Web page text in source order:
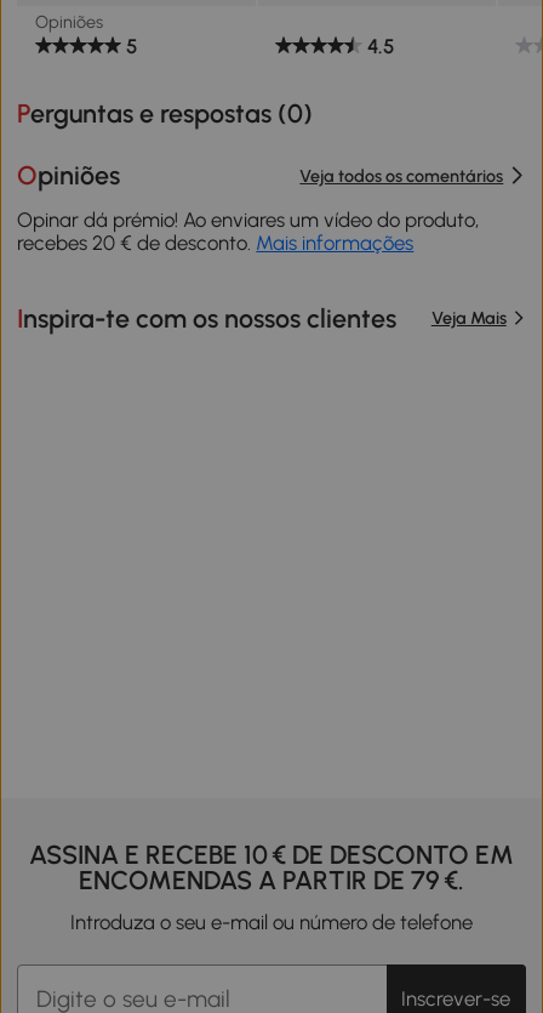
Opiniões
5 4.5
Perguntas e respostas (0)
Opiniões Veja todos os comentários
Opinar dá prémio! Ao enviares um vídeo do produto,
recebes 20 € de desconto. Mais informações
Inspira-te com os nossos clientes Veja Mais
ASSINA E RECEBE 10 € DE DESCONTO EM
ENCOMENDAS A PARTIR DE 79 €.
Introduza o seu e-mail ou número de telefone
Inscrever-se